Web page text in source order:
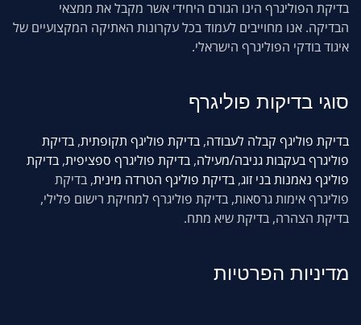
בדיקת הפוליגרף הינו הגורם היחידי אשר מקבל את ממצאי
הבדיקה. אנו מחוייבים לעמוד בכל עקרונות האתיקה המקצועיים של
איגוד בודקי הפוליגרף הישראלי.
סוגי בדיקות פוליגרף
בדיקת פוליגף קבלה לעבודה, בדיקת פוליגף תקופתית, בדיקת
פוליגרף בעקבות גניבה/מעילה, בדיקת פוליגרף ספציפית, בדיקת
פוליגף נאמנות בני זוג, בדיקת פוליגף הטרדה מינית, בדיקת
פוליגרף אימות גרסאות, בדיקת פוליגרף למחיקת רישום פלילי,
בדיקת הצהרה, בדיקת שיא מתח.
מדיניות הפרטיות